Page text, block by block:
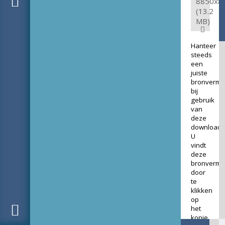
(13.2
MB)
Hanteer
steeds
een
juiste
bij
gebruik
van
deze
download.
U
vindt
deze
door
te
klikken
op
het
kopje